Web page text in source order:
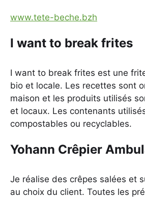
www.tete-beche.bzh
I want to break frites
I want to break frites est une
bio et locale. Les recettes sont
maison et les produits utilisés
et locaux. Les contenants
compostables ou recyclables.
Yohann Crêpier
Je réalise des crêpes salées et
au choix du client. Toutes les